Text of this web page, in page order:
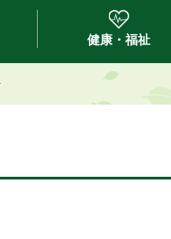
健康・福祉